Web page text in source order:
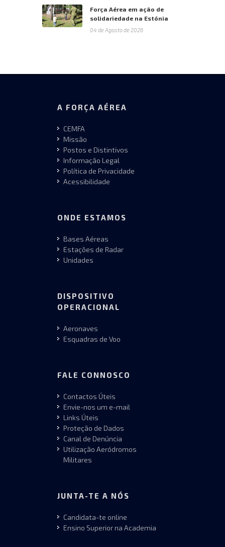
Força Aérea em ação de
solidariedade na Estónia
04 de Agosto de 2026
A FORÇA AÉREA
CEMFA
Missão
Postos e Distintivos
Informação Legal
Política de Privacidade
Acessibilidade
ONDE ESTAMOS
Bases Aéreas
Estações de Radar
Unidades
DISPOSITIVO
OPERACIONAL
Aeronaves
Esquadras de Voo
FALE CONNOSCO
Contactos Úteis
Envie-nos um e-mail
Links Úteis
Proteção de Dados
Canal de Denúncia
Utilização Aeródromos
Militares
JUNTA-TE A NÓS
Candidata-te online
Ensino Superior na Academia